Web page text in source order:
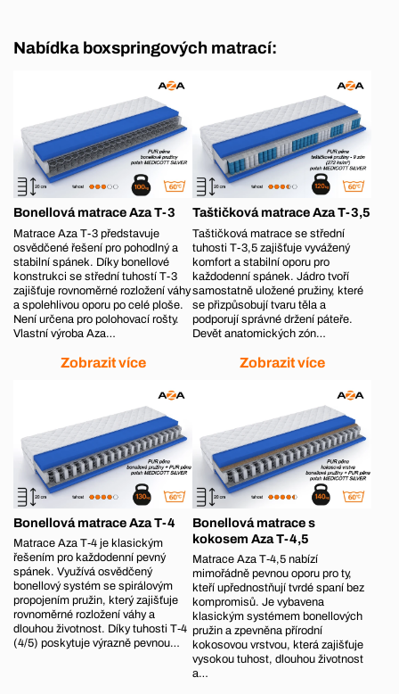
Nabídka boxspringových matrací:
Bonellová matrace Aza T-3
Matrace Aza T-3 představuje
osvědčené řešení pro pohodlný a
stabilní spánek. Díky bonellové
konstrukci se střední tuhostí T-3
zajišťuje rovnoměrné rozložení váhy
a spolehlivou oporu po celé ploše.
Není určena pro polohovací rošty.
Vlastní výroba Aza…
Zobrazit více
Taštičková matrace Aza T-3,5
Taštičková matrace se střední
tuhosti T-3,5 zajišťuje vyvážený
komfort a stabilní oporu pro
každodenní spánek. Jádro tvoří
samostatně uložené pružiny, které
se přizpůsobují tvaru těla a
podporují správné držení páteře.
Devět anatomických zón…
Zobrazit více
Bonellová matrace Aza T-4
Matrace Aza T‑4 je klasickým
řešením pro každodenní pevný
spánek. Využívá osvědčený
bonellový systém se spirálovým
propojením pružin, který zajišťuje
rovnoměrné rozložení váhy a
dlouhou životnost. Díky tuhosti T‑4
(4/5) poskytuje výrazně pevnou…
Bonellová matrace s
kokosem Aza T-4,5
Matrace Aza T‑4,5 nabízí
mimořádně pevnou oporu pro ty,
kteří upřednostňují tvrdé spaní bez
kompromisů. Je vybavena
klasickým systémem bonellových
pružin a zpevněna přírodní
kokosovou vrstvou, která zajišťuje
vysokou tuhost, dlouhou životnost
a…